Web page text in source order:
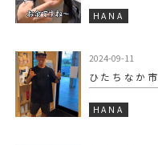
HANA
2024-09-11
ひたちなか市
HANA